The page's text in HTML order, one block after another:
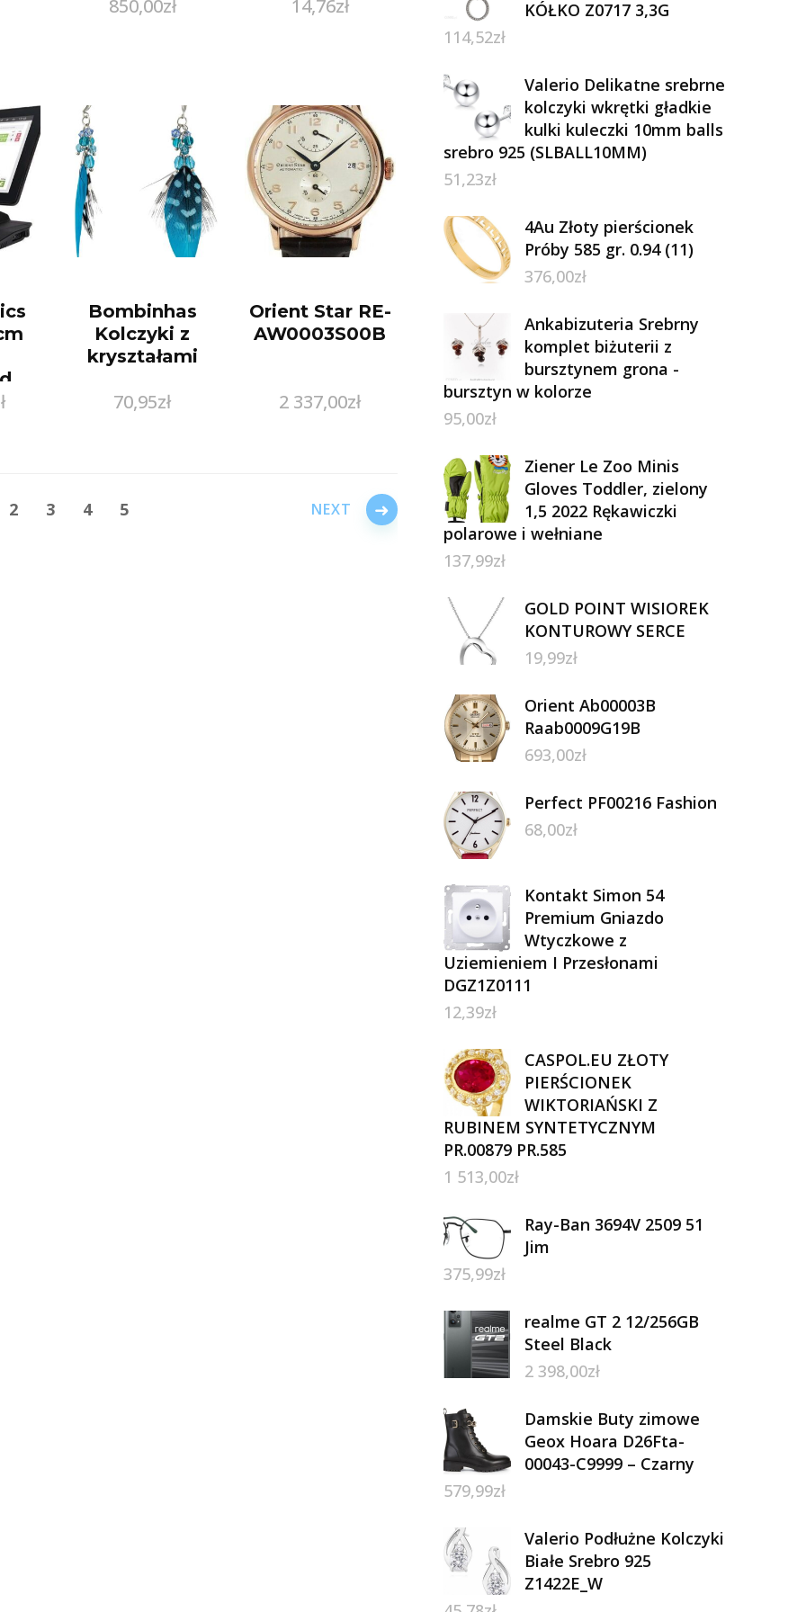
850,00zł
ramką grafit
14,76zł
Bombinhas
Kolczyki z
kryształami
70,95zł
Orient Star RE-
AW0003S00B
2 337,00zł
2 3 4 5 →
KÓŁKO Z0717 3,3G
114,52zł
Valerio Delikatne srebrne
kolczyki wkrętki gładkie
kulki kuleczki 10mm balls
srebro 925 (SLBALL10MM)
51,23zł
4Au Złoty pierścionek
Próby 585 gr. 0.94 (11)
376,00zł
Ankabizuteria Srebrny
komplet biżuterii z
bursztynem grona -
bursztyn w kolorze
95,00zł
Ziener Le Zoo Minis
Gloves Toddler, zielony
1,5 2022 Rękawiczki
polarowe i wełniane
137,99zł
GOLD POINT WISIOREK
KONTUROWY SERCE
19,99zł
Orient Ab00003B
Raab0009G19B
693,00zł
Perfect PF00216 Fashion
68,00zł
Kontakt Simon 54
Premium Gniazdo
Wtyczkowe z
Uziemieniem I Przesłonami
DGZ1Z0111
12,39zł
CASPOL.EU ZŁOTY
PIERŚCIONEK
WIKTORIAŃSKI Z
RUBINEM SYNTETYCZNYM
PR.00879 PR.585
1 513,00zł
Ray-Ban 3694V 2509 51
Jim
375,99zł
realme GT 2 12/256GB
Steel Black
2 398,00zł
Damskie Buty zimowe
Geox Hoara D26Fta-
00043-C9999 – Czarny
579,99zł
Valerio Podłużne Kolczyki
Białe Srebro 925
Z1422E_W